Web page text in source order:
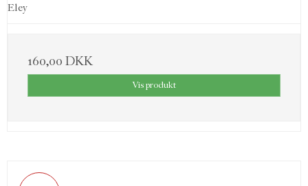
Eley
160,00 DKK
Vis produkt